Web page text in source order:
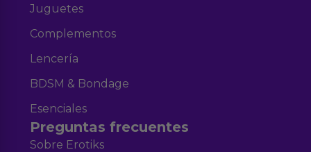
Juguetes
Complementos
Lencería
BDSM & Bondage
Esenciales
Preguntas frecuentes
Sobre Erotiks